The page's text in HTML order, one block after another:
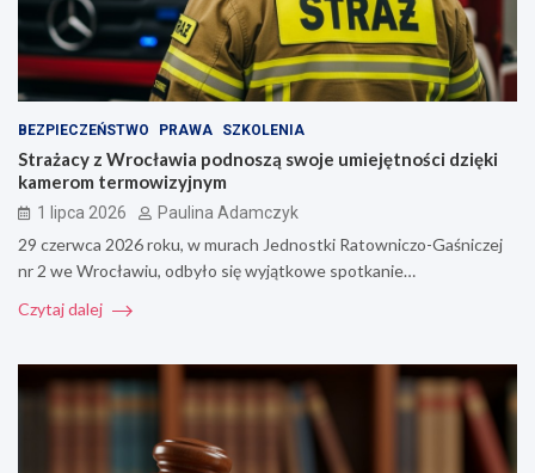
BEZPIECZEŃSTWO PRAWA SZKOLENIA
Strażacy z Wrocławia podnoszą swoje umiejętności dzięki
kamerom termowizyjnym
1 lipca 2026 Paulina Adamczyk
29 czerwca 2026 roku, w murach Jednostki Ratowniczo-Gaśniczej
nr 2 we Wrocławiu, odbyło się wyjątkowe spotkanie…
Czytaj dalej